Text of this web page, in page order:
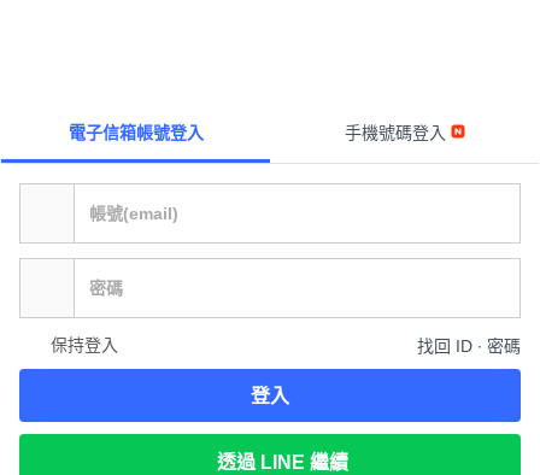
電子信箱帳號登入 手機號碼登入
保持登入 找回 ID ∙ 密碼
登入
透過 LINE 繼續